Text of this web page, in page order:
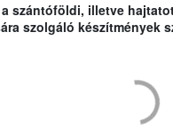
szántóföldi, illetve
szolgáló készítmények